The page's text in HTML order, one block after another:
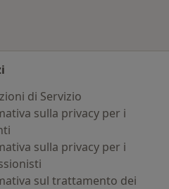
di Servizio
sulla privacy per i
sulla privacy per i
sul trattamento dei